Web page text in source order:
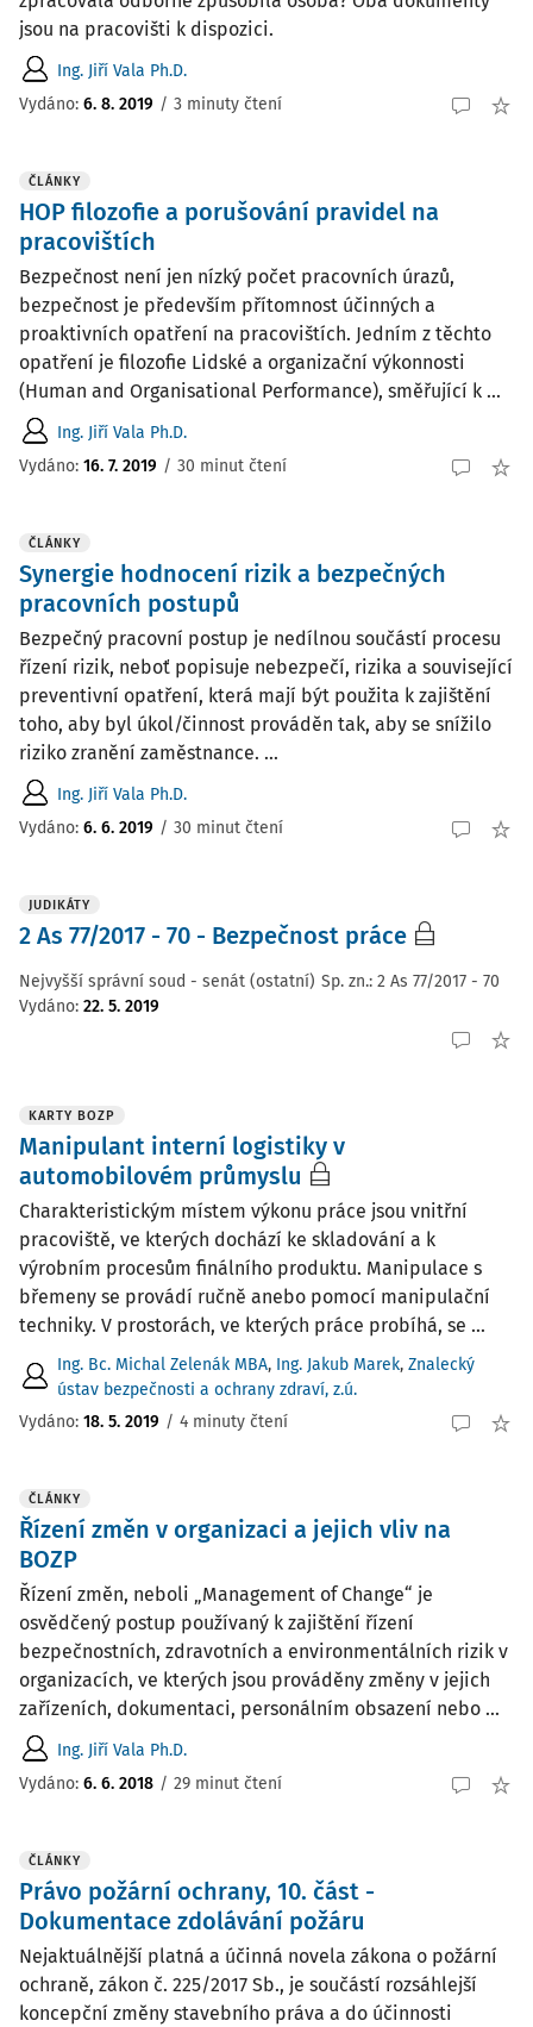
jsou na pracovišti k dispozici.
Ing. Jiří Vala Ph.D.
Vydáno: 6. 8. 2019 / 3 minuty čtení
ČLÁNKY
HOP filozofie a porušování pravidel na
pracovištích
Bezpečnost není jen nízký počet pracovních úrazů,
bezpečnost je především přítomnost účinných a
proaktivních opatření na pracovištích. Jedním z těchto
opatření je filozofie Lidské a organizační výkonnosti
(Human and Organisational Performance), směřující k ...
Ing. Jiří Vala Ph.D.
Vydáno: 16. 7. 2019 / 30 minut čtení
ČLÁNKY
Synergie hodnocení rizik a bezpečných
pracovních postupů
Bezpečný pracovní postup je nedílnou součástí procesu
řízení rizik, neboť popisuje nebezpečí, rizika a související
preventivní opatření, která mají být použita k zajištění
toho, aby byl úkol/činnost prováděn tak, aby se snížilo
riziko zranění zaměstnance. ...
Ing. Jiří Vala Ph.D.
Vydáno: 6. 6. 2019 / 30 minut čtení
JUDIKÁTY
2 As 77/2017 - 70 - Bezpečnost práce
Nejvyšší správní soud - senát (ostatní) Sp. zn.: 2 As 77/2017 - 70
Vydáno: 22. 5. 2019
KARTY BOZP
Manipulant interní logistiky v
automobilovém průmyslu
Charakteristickým místem výkonu práce jsou vnitřní
pracoviště, ve kterých dochází ke skladování a k
výrobním procesům finálního produktu. Manipulace s
břemeny se provádí ručně anebo pomocí manipulační
techniky. V prostorách, ve kterých práce probíhá, se ...
Ing. Bc. Michal Zelenák MBA, Ing. Jakub Marek, Znalecký
ústav bezpečnosti a ochrany zdraví, z.ú.
Vydáno: 18. 5. 2019 / 4 minuty čtení
ČLÁNKY
Řízení změn v organizaci a jejich vliv na
BOZP
Řízení změn, neboli „Management of Change“ je
osvědčený postup používaný k zajištění řízení
bezpečnostních, zdravotních a environmentálních rizik v
organizacích, ve kterých jsou prováděny změny v jejich
zařízeních, dokumentaci, personálním obsazení nebo ...
Ing. Jiří Vala Ph.D.
Vydáno: 6. 6. 2018 / 29 minut čtení
ČLÁNKY
Právo požární ochrany, 10. část -
Dokumentace zdolávání požáru
Nejaktuálnější platná a účinná novela zákona o požární
ochraně, zákon č. 225/2017 Sb., je součástí rozsáhlejší
koncepční změny stavebního práva a do účinnosti